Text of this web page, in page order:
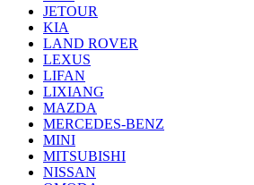
JETOUR
KIA
LAND ROVER
LEXUS
LIFAN
LIXIANG
MAZDA
MERCEDES-BENZ
MINI
MITSUBISHI
NISSAN